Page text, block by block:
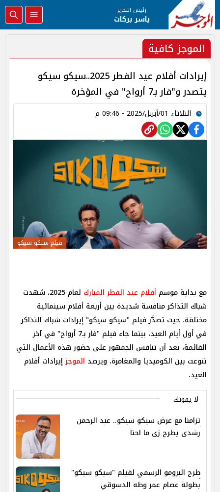
رئيس التحرير
ياسر بركات
الموجز كافية
إيرادات أفلام عيد الفطر 2025..سيكو سيكو
يتصدر و"فار بـ7 أرواح" في المؤخرة
الثلاثاء 01/أبريل/2025 - 09:46 م
فيلم سيكو سيكو
مع بداية موسم أفلام عيد الفطر المبارك
لعام 2025، شهدت
شباك التذاكر منافسة شديدة بين أربعة أفلام سينمائية
مختلفة، حيث تصدَّر فيلم "سيكو سيكو" إيرادات شباك التذاكر
في أول أيام العيد، بينما جاء فيلم "فار بـ7 أرواح" في آخر
القائمة، بعد أن تنافس الجمهور على حضور هذه الأعمال التي
تنوعت بين الكوميديا والمغامرة، ويرصد الموجزإيرادات أفلام
العيد.
لا يفوتك
تزامنا مع عرض سيكو سيكو.. عبد الرحمن
رشدى يطرح زى ما احنا
طرح البرومو الرسمي لفيلم "سيكو سيكو"
بطولة عصام عمر وطه الدسوقي